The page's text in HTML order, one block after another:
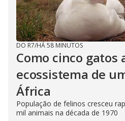
DO R7/HÁ 58 MINUTOS
Como cinco gatos
ecossistema de
África
População de felinos cresceu
mil animais na década de 1970